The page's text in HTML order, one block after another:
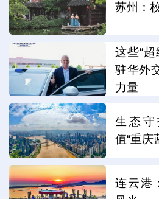
苏州：
这些“超
驻华外
力量
生态
值“重庆
连云港